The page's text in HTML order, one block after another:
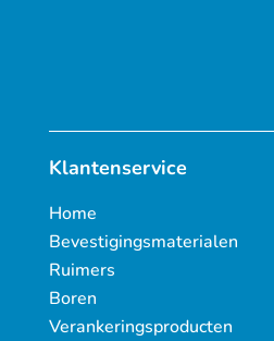
Klantenservice
Home
Bevestigingsmaterialen
Ruimers
Boren
Verankeringsproducten